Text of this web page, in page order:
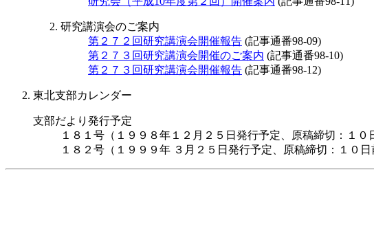
研究講演会のご案内
第２７２回研究講演会開催報告 (記事通番98-09)
第２７３回研究講演会開催のご案内 (記事通番98-10)
第２７３回研究講演会開催報告 (記事通番98-12)
東北支部カレンダー
支部だより発行予定
１８１号（１９９８年１２月２５日発行予定、原稿締切：１０
１８２号（１９９９年 ３月２５日発行予定、原稿締切：１０日